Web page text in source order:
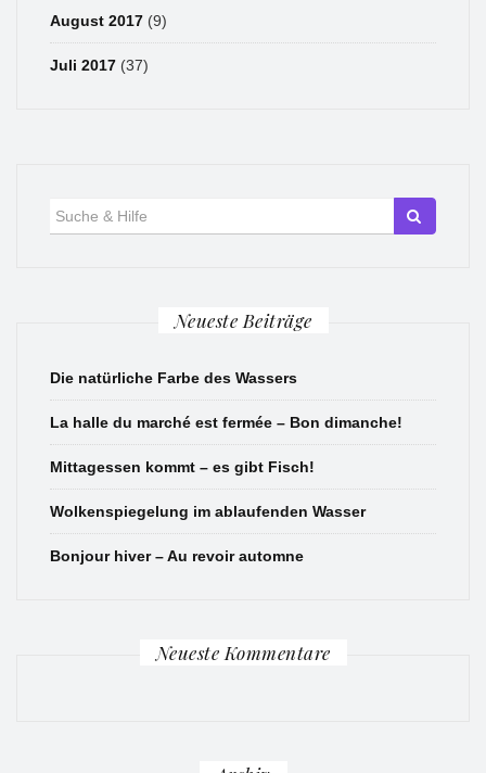
August 2017 (9)
Juli 2017 (37)
für:
Neueste Beiträge
Die natürliche Farbe des Wassers
La halle du marché est fermée – Bon dimanche!
Mittagessen kommt – es gibt Fisch!
Wolkenspiegelung im ablaufenden Wasser
Bonjour hiver – Au revoir automne
Neueste Kommentare